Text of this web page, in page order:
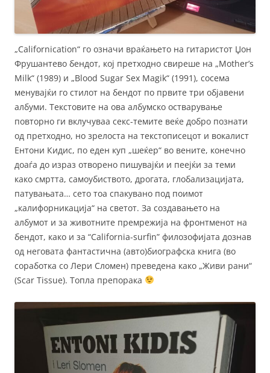
„Californication“ го означи враќањето на гитаристот Џон
Фрушантево бендот, кој претходно свиреше на „Mother’s
Milk“ (1989) и „Blood Sugar Sex Magik“ (1991), сосема
менувајќи го стилот на бендот по првите три објавени
албуми. Текстовите на ова албумско остварување
повторно ги вклучуваа секс-темите веќе добро познати
од претходно, но зрелоста на текстописецот и вокалист
Ентони Кидис, по еден куп „шеќер“ во вените, конечно
доаѓа до израз отворено пишувајќи и пеејќи за теми
како смртта, самоубиството, дрогата, глобализацијата,
патувањата… сето тоа спакувано под поимот
„калифорникација“ на светот. За создавањето на
албумот и за животните премрежија на фронтменот на
бендот, како и за “California-surfin” филозофијата дознав
од неговата фантастична (авто)биографска книга (во
соработка со Лери Сломен) преведена како „Живи рани“
(Scar Tissue). Топла препорака